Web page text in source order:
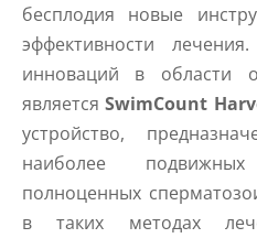
бесплодия новые
эффективности
инноваций в области
являетсяSwimCount
устройство,
наиболее
полноценных
в таких методах